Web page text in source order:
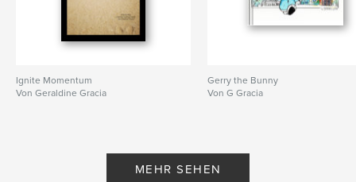
Ignite Momentum
Von Geraldine Gracia
Gerry the Bunny
Von G Gracia
MEHR SEHEN